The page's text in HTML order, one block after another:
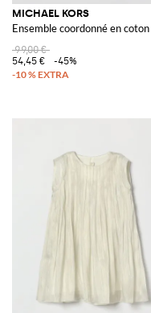
MICHAEL KORS
Ensemble coordonné en coton
99,00 €
54,45 €
-45%